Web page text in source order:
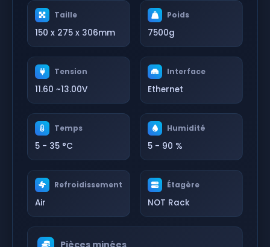
Taille
150 x 275 x 306mm
Poids
7500g
Tension
11.60 ~13.00V
Interface
Ethernet
Temps
5 - 35 °C
Humidité
5 - 90 %
Refroidissement
Air
Étagère
NOT Rack